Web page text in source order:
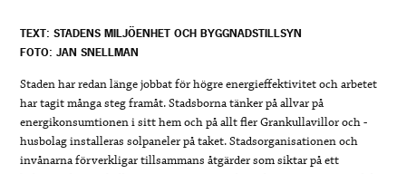
TEXT: STADENS MILJÖENHET OCH BYGGNADSTILLSYN
FOTO: JAN SNELLMAN
Staden har redan länge jobbat för högre energieffektivitet och arbetet
har tagit många steg framåt. Stadsborna tänker på allvar på
energikonsumtionen i sitt hem och på allt fler Grankullavillor och -
husbolag installeras solpaneler på taket. Stadsorganisationen och
invånarna förverkligar tillsammans åtgärder som siktar på ett